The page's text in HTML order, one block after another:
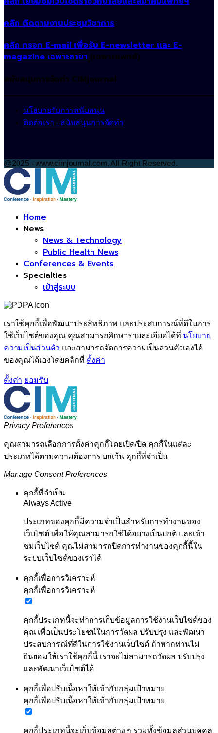
คลิก ติดตามงานประชุมวิชาการ
คลิก กรอก E-mail เพื่อรับ E-newsletter และ E-
magazine เฉพาะสาขา (เฉพาะแพทย์)
สนับสนุนการจัดทำ CIMjournal
นโยบายรับการสนับสนุน
ติดต่อเรา - สนับสนุนการจัดทำ
@2025 - www.cimjournal.com. All Right Reserved.
Home
News
News & Technology
Public Health News
Conferences & Events
Specialties
เข้าสู่ระบบ
เราใช้คุกกี้เพื่อพัฒนาประสิทธิภาพ และประสบการณ์ที่ดีในการ
ใช้เว็บไซต์ของคุณ คุณสามารถศึกษารายละเอียดได้ที่ นโยบาย
ความเป็นส่วนตัว และสามารถจัดการความเป็นส่วนตัวเองได้
ของคุณได้เองโดยคลิกที่ ตั้งค่า
ตั้งค่า ยอมรับ
Privacy Preferences
คุณสามารถเลือกการตั้งค่าคุกกี้โดยเปิด/ปิด คุกกี้ในแต่ละ
ประเภทได้ตามความต้องการ ยกเว้น คุกกี้ที่จำเป็น
Manage Consent Preferences
คุกกี้ที่จำเป็น
Always Active
ประเภทของคุกกี้มีความจำเป็นสำหรับการทำงานของ
เว็บไซต์ เพื่อให้คุณสามารถใช้ได้อย่างเป็นปกติ และเข้า
ชมเว็บไซต์ คุณไม่สามารถปิดการทำงานของคุกกี้นี้ใน
ระบบเว็บไซต์ของเราได้
คุกกี้เพื่อการวิเคราะห์
คุกกี้เพื่อการวิเคราะห์
คุกกี้ประเภทนี้จะทำการเก็บข้อมูลการใช้งานเว็บไซต์ของ
คุณ เพื่อเป็นประโยชน์ในการวัดผล ปรับปรุง และพัฒนา
ประสบการณ์ที่ดีในการใช้งานเว็บไซต์ ถ้าหากท่านไม่
ยินยอมให้เราใช้คุกกี้นี้ เราจะไม่สามารถวัดผล ปรับปรุง
และพัฒนาเว็บไซต์ได้
คุกกี้เพื่อปรับเนื้อหาให้เข้ากับกลุ่มเป้าหมาย
คุกกี้เพื่อปรับเนื้อหาให้เข้ากับกลุ่มเป้าหมาย
คุกกี้ประเภทนี้จะเก็บข้อมูลต่าง ๆ รวมทั้งข้อมูลส่วนบุคคล